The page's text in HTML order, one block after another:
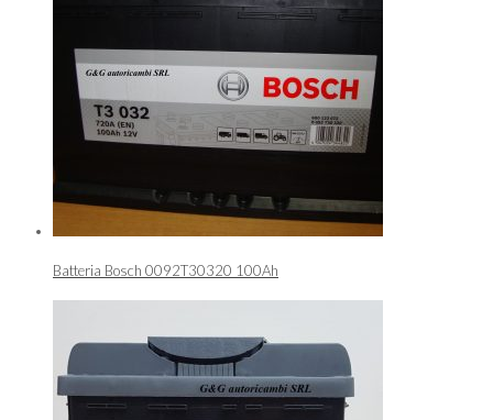
Batteria Bosch 0092T30320 100Ah